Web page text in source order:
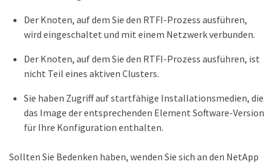
Der Knoten, auf dem Sie den RTFI-Prozess ausführen,
wird eingeschaltet und mit einem Netzwerk verbunden.
Der Knoten, auf dem Sie den RTFI-Prozess ausführen, ist
nicht Teil eines aktiven Clusters.
Sie haben Zugriff auf startfähige Installationsmedien, die
das Image der entsprechenden Element Software-Version
für Ihre Konfiguration enthalten.
Sollten Sie Bedenken haben, wenden Sie sich an den NetApp